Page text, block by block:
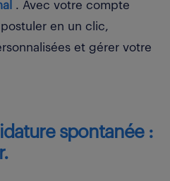
. Avec votre compte
en un clic,
et gérer votre
spontanée :